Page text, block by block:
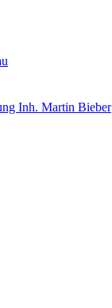
Inh. Martin Bieber